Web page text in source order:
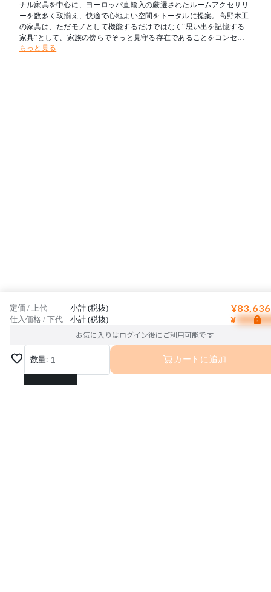
ナル家具を中心に、ヨーロッパ直輸入の厳選されたルームアクセサリ
ーを数多く取揃え、快適で心地よい空間をトータルに提案。高野木工
の家具は、ただモノとして機能するだけではなく“思い出を記憶する
家具”として、家族の傍らでそっと見守る存在であることをコンセプ
トにしています。
もっと見る
定価 / 上代 小計 (税抜)
仕入価格 / 下代 小計 (税抜) ¥
お気に入りはログイン後にご利用可能です
数量: 1
1
カートに追加